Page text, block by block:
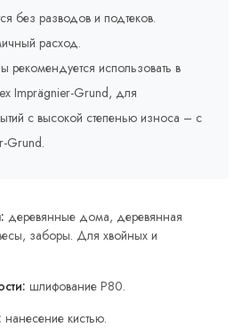
без разводов и подтеков.
расход.
использовать в
Imprägnier-Grund, для
с высокой степенью износа – с
Grund.
деревянные дома, деревянная
заборы. Для хвойных и
шлифование P80.
нанесение кистью.